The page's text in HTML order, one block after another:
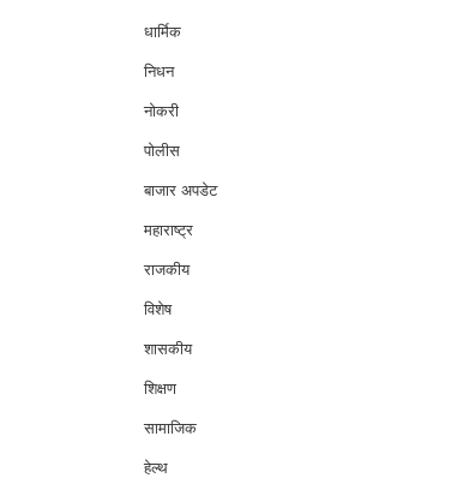
धार्मिक
निधन
नोकरी
पोलीस
बाजार अपडेट
महाराष्ट्र
राजकीय
विशेष
शासकीय
शिक्षण
सामाजिक
हेल्थ